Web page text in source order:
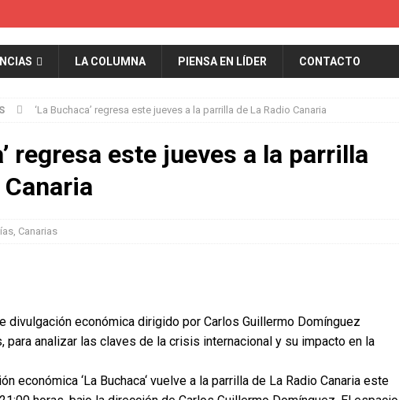
LA COLUMNA PIENSA EN LÍDER CONTACTO
‘La Buchaca’ regresa este jueves a la parrilla de La Radio Canaria
regresa este jueves a la parrilla
, Canarias
divulgación económica dirigido por Carlos Guillermo Domínguez
para analizar las claves de la crisis internacional y su impacto en la
económica ‘La Buchaca‘ vuelve a la parrilla de La Radio Canaria este